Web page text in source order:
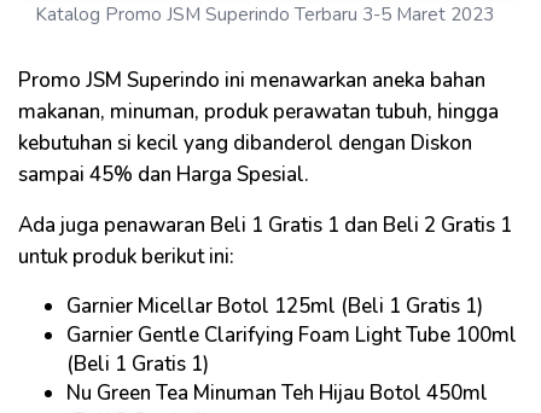
Katalog Promo JSM Superindo Terbaru 3-5 Maret 2023
Promo JSM Superindo ini menawarkan aneka bahan
makanan, minuman, produk perawatan tubuh, hingga
kebutuhan si kecil yang dibanderol dengan Diskon
sampai 45% dan Harga Spesial.
Ada juga penawaran Beli 1 Gratis 1 dan Beli 2 Gratis 1
untuk produk berikut ini:
Garnier Micellar Botol 125ml (Beli 1 Gratis 1)
Garnier Gentle Clarifying Foam Light Tube 100ml
(Beli 1 Gratis 1)
Nu Green Tea Minuman Teh Hijau Botol 450ml